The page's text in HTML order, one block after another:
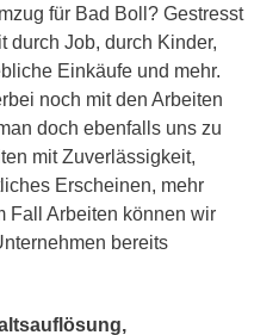
für Bad Boll? Gestresst
durch Job, durch Kinder,
Einkäufe und mehr.
noch mit den Arbeiten
doch ebenfalls uns zu
mit Zuverlässigkeit,
Erscheinen, mehr
Fall Arbeiten können wir
bereits